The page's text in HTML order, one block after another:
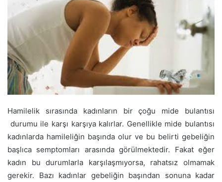
Hamilelik sırasında kadınların bir çoğu mide bulantısı
durumu ile karşı karşıya kalırlar. Genellikle mide bulantısı
kadınlarda hamileliğin başında olur ve bu belirti gebeliğin
başlıca semptomları arasında görülmektedir. Fakat eğer
kadın bu durumlarla karşılaşmıyorsa, rahatsız olmamak
gerekir. Bazı kadınlar gebeliğin başından sonuna kadar